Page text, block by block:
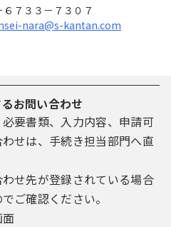
７３３－７３０７
nara@s-kantan.com
お問い合わせ
要書類、入力内容、申請可
せは、手続き担当部門へ直
せ先が登録されている場合
ご確認ください。